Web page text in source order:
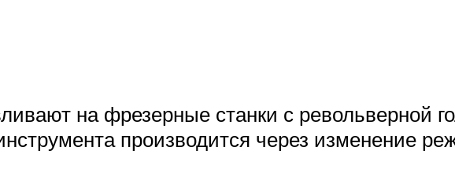
на фрезерные станки с револьверной
производится через изменение